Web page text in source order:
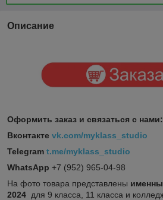
Описание
Оформить заказ и связаться с нами:
Вконтакте vk.com/myklass_studio
Telegram t.me/myklass_studio
WhatsApp +7 (952) 965-04-98
На фото товара представлены
2024 для 9 класса, 11 класса и